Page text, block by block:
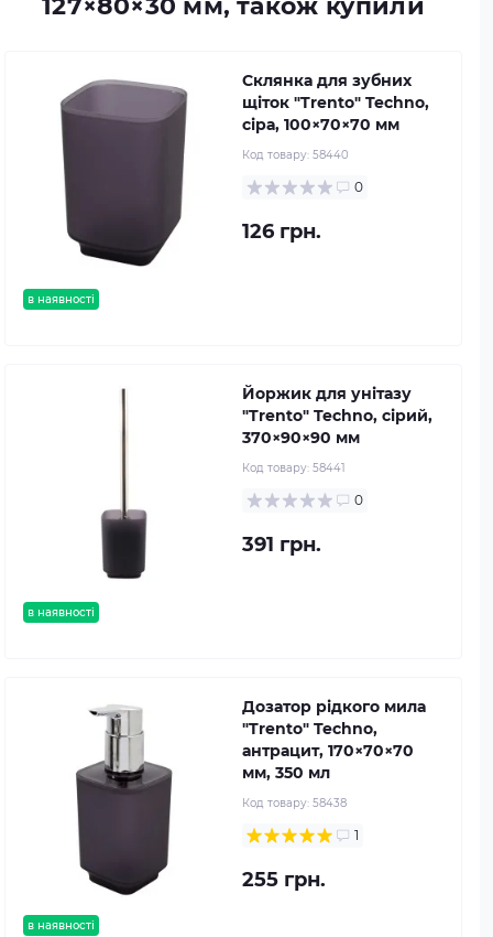
127×80×30 мм, також купили
в наявності
Склянка для зубних
щіток "Trento" Techno,
сіра, 100×70×70 мм
Код товару: 58440
0
126 грн.
в наявності
Йоржик для унітазу
"Trento" Techno, сірий,
370×90×90 мм
Код товару: 58441
0
391 грн.
в наявності
Дозатор рідкого мила
"Trento" Techno,
антрацит, 170×70×70
мм, 350 мл
Код товару: 58438
1
255 грн.